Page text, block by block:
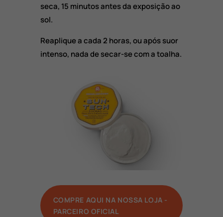
seca, 15 minutos antes da exposição ao
sol.
Reaplique a cada 2 horas, ou após suor
intenso, nada de secar-se com a toalha.
COMPRE AQUI NA NOSSA LOJA -
PARCEIRO OFICIAL